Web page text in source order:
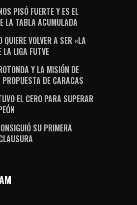
PISÓ FUERTE Y ES EL
LA TABLA ACUMULADA
QUIERE VOLVER A SER «LA
LA LIGA FUTVE
Y LA MISIÓN DE
DE CARACAS
EL CERO PARA SUPERAR
SU PRIMERA